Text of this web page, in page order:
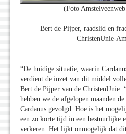
(Foto
Bert de Pijper, raadslid en
ChristenUnie-
“De huidige situatie, waarin
verdient de inzet van dit middel
Bert de Pijper van de ChristenUnie.
hebben we de afgelopen maanden
Cardanus gevolgd. Hoe is het
een zo korte tijd in een bestuurlijke
verkeren. Het lijkt onmogelijk dat